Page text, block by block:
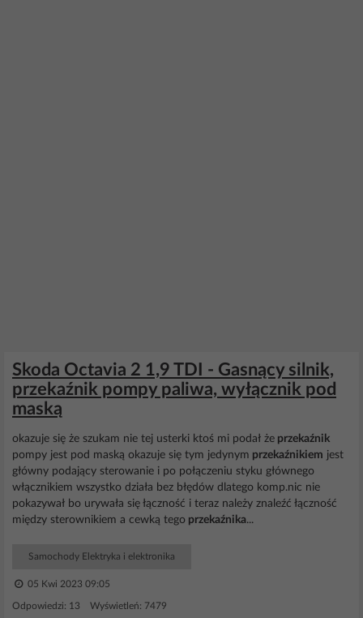
Skoda Octavia 2 1,9 TDI - Gasnący silnik,
przekaźnik pompy paliwa, wyłącznik pod
maską
okazuje się że szukam nie tej usterki ktoś mi podał że przekaźnik
pompy jest pod maską okazuje się tym jedynym przekaźnikiem jest
główny podający sterowanie i po połączeniu styku głównego
włącznikiem wszystko działa bez błędów dlatego komp.nic nie
pokazywał bo urywała się łączność i teraz należy znaleźć łączność
między sterownikiem a cewką tego przekaźnika...
Samochody Elektryka i elektronika
05 Kwi 2023 09:05
Odpowiedzi: 13 Wyświetleń: 7479